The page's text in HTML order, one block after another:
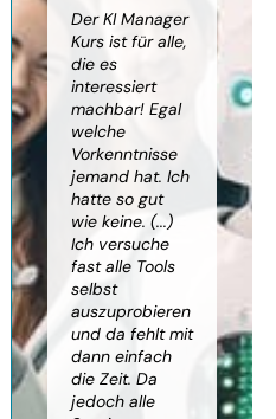
Der KI Manager
Kurs ist für alle,
die es
interessiert
machbar! Egal
welche
Vorkenntnisse
jemand hat. Ich
hatte so gut
wie keine. (...)
Ich versuche
fast alle Tools
selbst
auszuprobieren
und da fehlt mit
dann einfach
die Zeit. Da
jedoch alle
zu